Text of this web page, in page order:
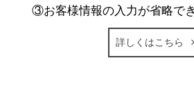
③お客様情報の入力が省略で
詳しくはこちら